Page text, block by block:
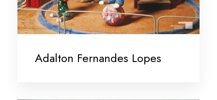
Adalton Fernandes Lopes